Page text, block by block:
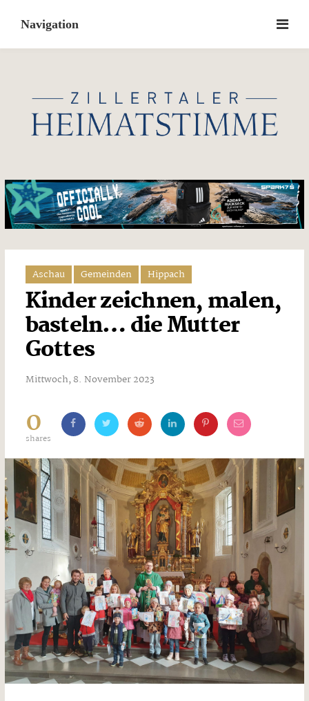
content
Aschau Gemeinden Hippach
Kinder zeichnen, malen,
basteln… die Mutter
Gottes
Mittwoch, 8. November 2023
0
shares